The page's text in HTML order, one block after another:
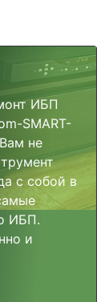
ИБП
SMART-
не
с собой в
ИБП.
и